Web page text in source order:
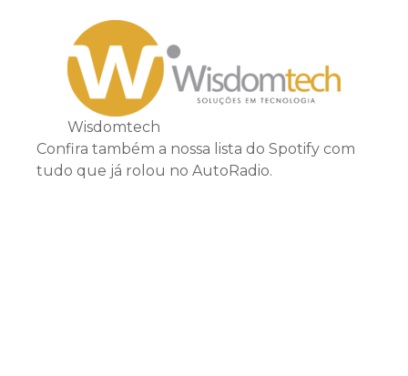
Wisdomtech
Confira também a nossa lista do Spotify com
tudo que já rolou no AutoRadio.